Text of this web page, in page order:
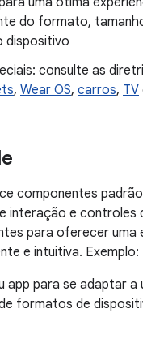
do formato,
dispositivo
consulte as
, Wear OS, carros, TV
componentes
interação e controles
para oferecer uma
e intuitiva. Exemplo:
app para se adaptar a
formatos de